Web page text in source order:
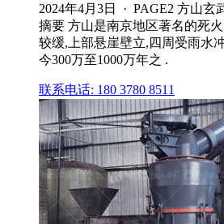
2024年4月3日 · PAGE2 方山玄
摘要 方山是南京地区著名的死
较缓,上部悬崖壁立,四周受雨水
今300万至1000万年之 .
联系电话: 180 3780 8511